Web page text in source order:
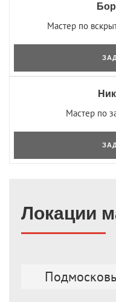
Мастер по
Мастер по
Локации